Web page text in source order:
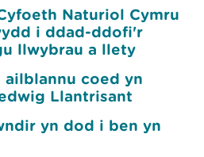
Naturiol Cymru
i ddad-ddofi'r
llwybrau a llety
ailblannu coed yn
Llantrisant
yn dod i ben yn